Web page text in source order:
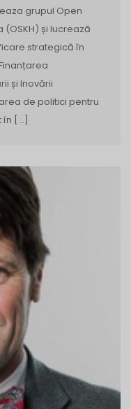
grupul Open
(OSKH) și lucrează
strategică în
și Inovării
de politici pentru
în […]